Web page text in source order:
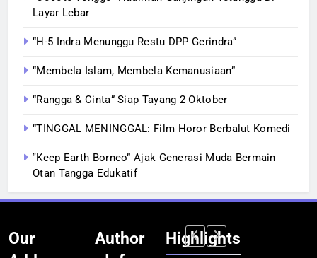
Layar Lebar
“H-5 Indra Menunggu Restu DPP Gerindra”
“Membela Islam, Membela Kemanusiaan”
“Rangga & Cinta” Siap Tayang 2 Oktober
“TINGGAL MENINGGAL: Film Horor Berbalut Komedi
‟Keep Earth Borneo” Ajak Generasi Muda Bermain
Otan Tangga Edukatif
Our
Author
Highlights